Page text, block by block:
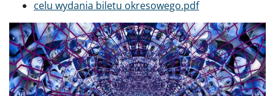
celu wydania biletu okresowego.pdf